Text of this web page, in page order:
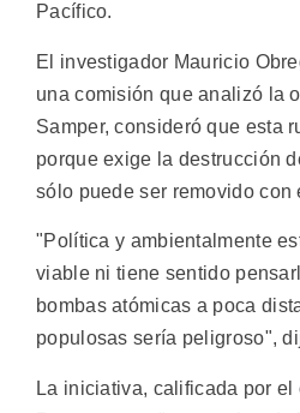
Pacífico.
El investigador Mauricio
una comisión que analizó la
Samper, consideró que esta
porque exige la destrucción
sólo puede ser removido con
"Política y ambientalmente
viable ni tiene sentido
bombas atómicas a poca
populosas sería peligroso",
La iniciativa, calificada por el